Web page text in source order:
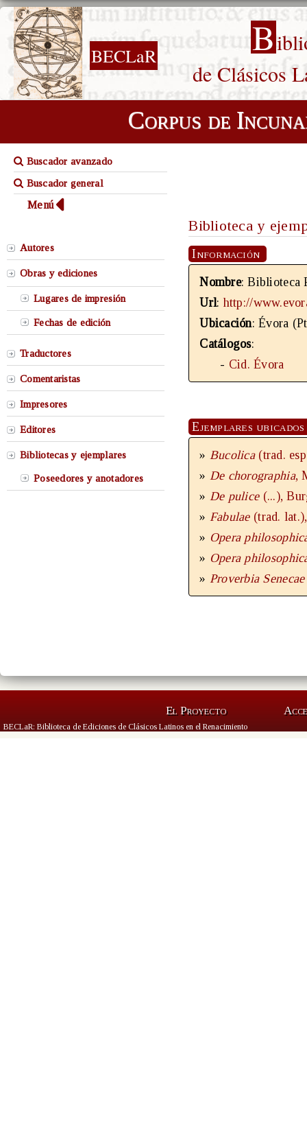
BECLaR B
de Clásicos
Corpus de
Buscador avanzado
Buscador general
Menú
Autores
Obras y ediciones
Lugares de impresión
Fechas de edición
Traductores
Comentaristas
Impresores
Editores
Bibliotecas y ejemplares
Poseedores y anotadores
Biblioteca y
Información
Nombre: Biblioteca
Url: http://
Ubicación: Évora
Catálogos:
- Cid. Évora
Ejemplares
» Bucolica (trad.
» De chorographia,
» De pulice(...),
» Fabulae (trad.
» Opera
» Opera
» Proverbia
El Proyecto
BECLaR: Biblioteca de Ediciones de Clásicos Latinos en el Renacimiento